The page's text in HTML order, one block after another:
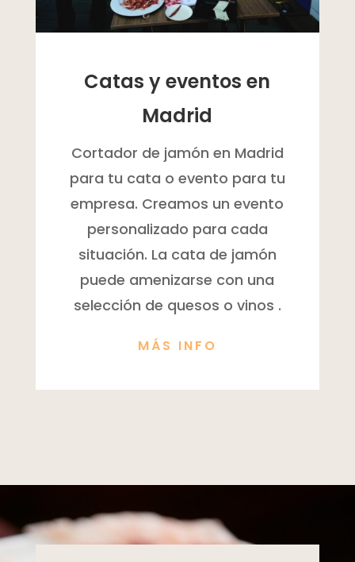
Catas y eventos en
Madrid
Cortador de jamón en Madrid
para tu cata o evento para tu
empresa. Creamos un evento
personalizado para cada
situación. La cata de jamón
puede amenizarse con una
selección de quesos o vinos .
MÁS INFO